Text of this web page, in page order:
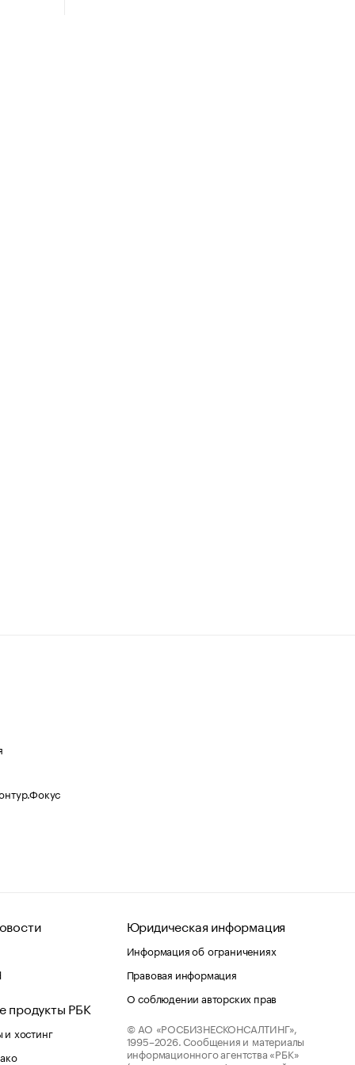
продукты РБК
хостинг
Юридическая информация
Информация об ограничениях
Правовая информация
О соблюдении авторских прав
© АО «РОСБИЗНЕСКОНСАЛТИНГ»,
1995–2026. Сообщения и материалы
информационного агентства «РБК»